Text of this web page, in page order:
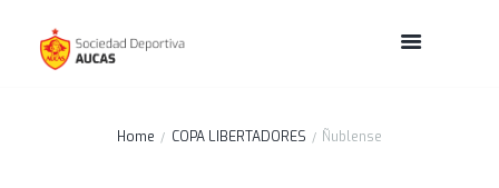
Home COPA LIBERTADORES Ñublense